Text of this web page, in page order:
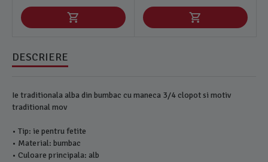
DESCRIERE
Ie traditionala alba din bumbac cu maneca 3/4 clopot si motiv
traditional mov
• Tip: ie pentru fetite
• Material: bumbac
• Culoare principala: alb